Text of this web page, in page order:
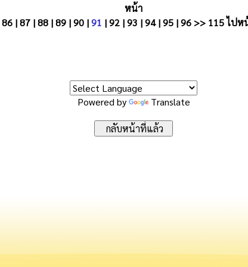
หน้า
86 |87 |88 |89 |90 |91 |92 |93 |94|95 |96 >> 115ไปห
Powered by Translate